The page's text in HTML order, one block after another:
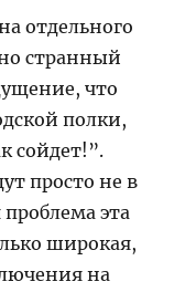
отдельного
странный
что
полки,
сойдет!”.
просто не в
эта
широкая,
на